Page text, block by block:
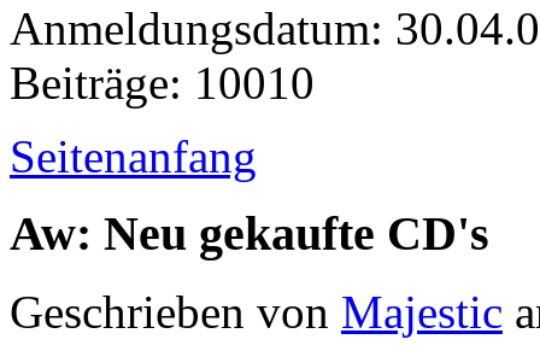
Anmeldungsdatum:
Beiträge: 10010
Seitenanfang
Aw: Neu gekaufte CD's
Geschrieben von Majestic